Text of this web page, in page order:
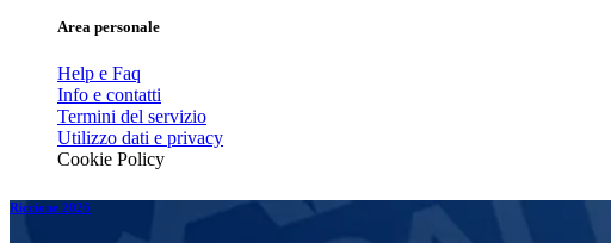
Area personale
Help e Faq
Info e contatti
Termini del servizio
Utilizzo dati e privacy
Cookie Policy
Riccione 2026